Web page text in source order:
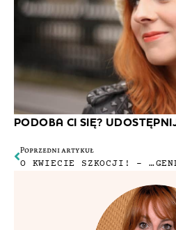
PODOBA CI SIĘ?
Poprzedni artykuł
O KWIECIE SZKOCJI! – POWRÓT SPÓDNICY W KRATĘ